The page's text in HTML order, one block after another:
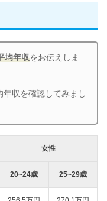
均年収をお伝えしま
年収を確認してみまし
女性
20~24歳 25~29歳